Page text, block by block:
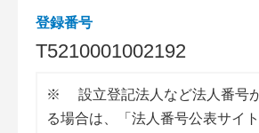
登録番号
T5210001002192
※
設立登記法人など法人番号
る場合は、「法人番号公表サイ